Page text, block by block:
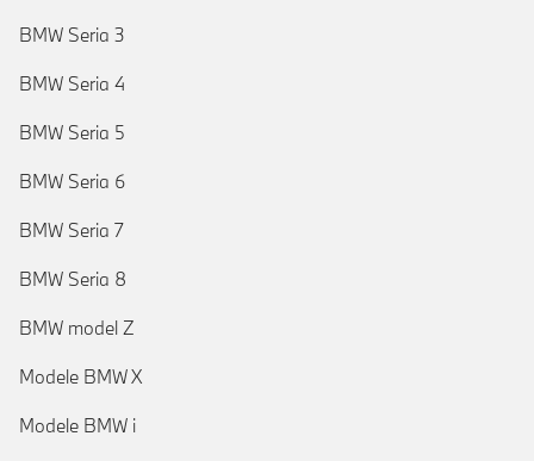
BMW Seria 3
BMW Seria 4
BMW Seria 5
BMW Seria 6
BMW Seria 7
BMW Seria 8
BMW model Z
Modele BMW X
Modele BMW i